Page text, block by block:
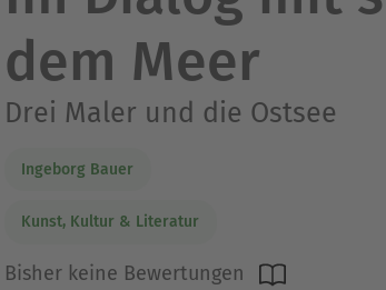
dem Meer
Drei Maler und die Ostsee
Ingeborg Bauer
Kunst, Kultur & Literatur
Bisher keine Bewertungen